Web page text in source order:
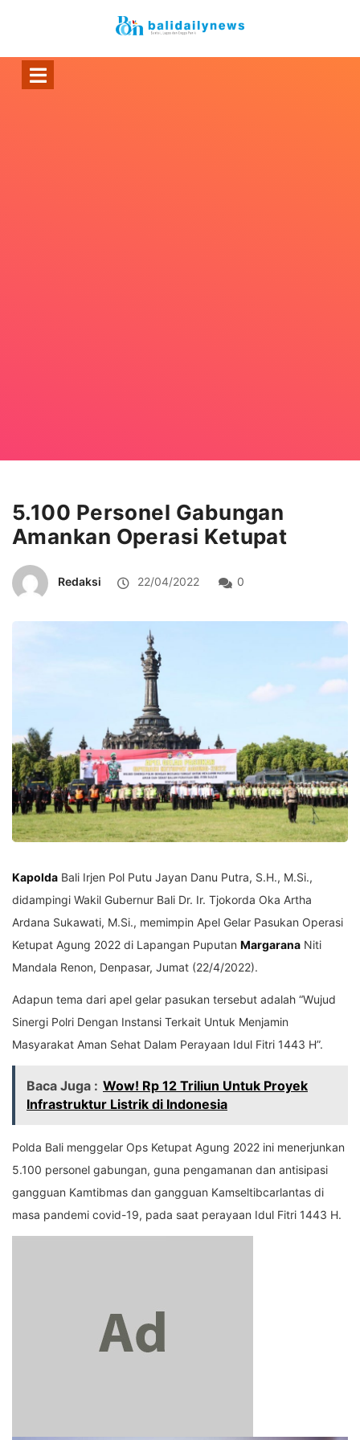
5.100 Personel Gabungan
Amankan Operasi Ketupat
Redaksi 22/04/2022 0
Kapolda Bali Irjen Pol Putu Jayan Danu Putra, S.H., M.Si.,
didampingi Wakil Gubernur Bali Dr. Ir. Tjokorda Oka Artha
Ardana Sukawati, M.Si., memimpin Apel Gelar Pasukan Operasi
Ketupat Agung 2022 di Lapangan Puputan Margarana Niti
Mandala Renon, Denpasar, Jumat (22/4/2022).
Adapun tema dari apel gelar pasukan tersebut adalah “Wujud
Sinergi Polri Dengan Instansi Terkait Untuk Menjamin
Masyarakat Aman Sehat Dalam Perayaan Idul Fitri 1443 H”.
Baca Juga : Wow! Rp 12 Triliun Untuk Proyek
Infrastruktur Listrik di Indonesia
Polda Bali menggelar Ops Ketupat Agung 2022 ini menerjunkan
5.100 personel gabungan, guna pengamanan dan antisipasi
gangguan Kamtibmas dan gangguan Kamseltibcarlantas di
masa pandemi covid-19, pada saat perayaan Idul Fitri 1443 H.